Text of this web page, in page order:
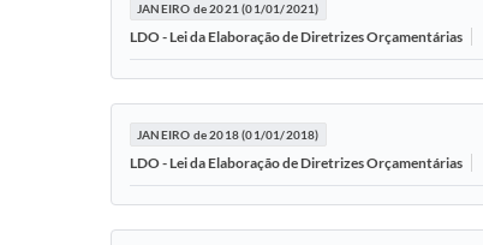
JANEIRO de 2021 (01/01/2021)
LDO - Lei da Elaboração de Diretrizes Orçamentárias
JANEIRO de 2018 (01/01/2018)
LDO - Lei da Elaboração de Diretrizes Orçamentárias